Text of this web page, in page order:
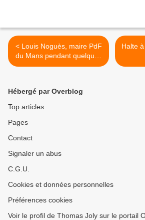
< Louis Noguès, maire PdF
du Mans pendant quelques
minutes !
Halte
Hébergé par Overblog
Top articles
Pages
Contact
Signaler un abus
C.G.U.
Cookies et données personnelles
Préférences cookies
Voir le profil de Thomas Joly sur le portail